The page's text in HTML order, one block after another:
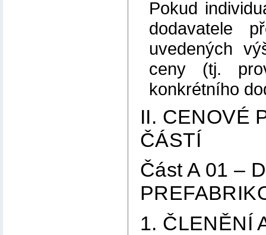
Pokud
dodavatele
uvedených
ceny (tj.
konkrétního
II. CENOVÉ
ČÁSTÍ
Část A 01 –
1. ČLENĚNÍ